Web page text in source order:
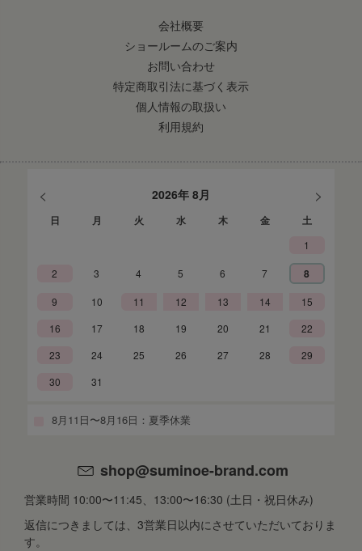
会社概要
ショールームのご案内
お問い合わせ
特定商取引法に基づく表示
個人情報の取扱い
利用規約
< 2026年 8月 >
日 月 火 水 木 金 土
1
2 3 4 5 6 7 8
9 10 11 12 13 14
15
16
17 18 19 20 21
22
23
24 25 26 27 28
29
30
31
8月11日〜8月16日：夏季休業
shop@suminoe-brand.com
営業時間 10:00〜11:45、13:00〜16:30 (土日・祝日休み)
返信につきましては、3営業日以内にさせていただいておりま
す。